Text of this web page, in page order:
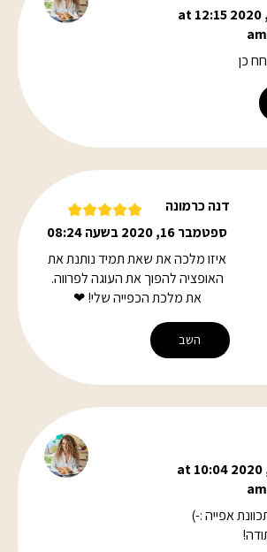
ספטמבר 16, 2020 at 12:15
am
כן
דנה כרמונה
ספטמבר 16, 2020 בשעה 08:24
איזו מלכה את שאת תמיד נותנת את
האופציה להפוך את העוגה לפרווה.
את מלכת הכפייה שלי! ❤
השב
ספטמבר 16, 2020 at 10:04
am
אפייה :-)